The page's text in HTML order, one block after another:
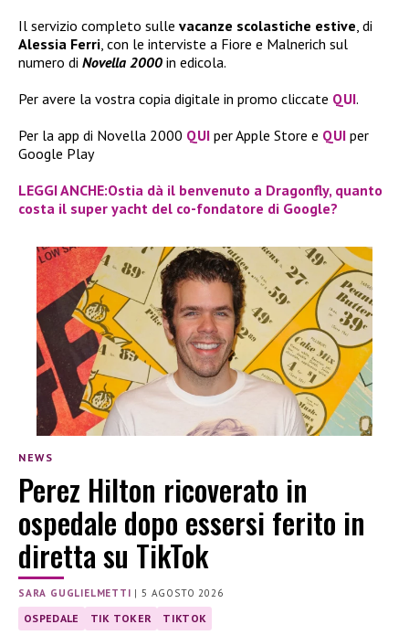
Il servizio completo sulle vacanze scolastiche estive, di
Alessia Ferri, con le interviste a Fiore e Malnerich sul
numero di Novella 2000 in edicola.
Per avere la vostra copia digitale in promo cliccate QUI.
Per la app di Novella 2000 QUI per Apple Store e QUI per
Google Play
LEGGI ANCHE:Ostia dà il benvenuto a Dragonfly, quanto
costa il super yacht del co-fondatore di Google?
NEWS
Perez Hilton ricoverato in
ospedale dopo essersi ferito in
diretta su TikTok
SARA GUGLIELMETTI |5 AGOSTO 2026
OSPEDALE TIK TOKER TIKTOK